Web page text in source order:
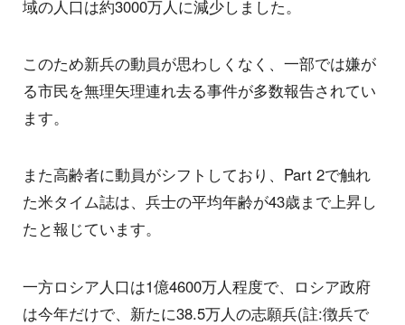
域の人口は約3000万人に減少しました。
このため新兵の動員が思わしくなく、一部では嫌が
る市民を無理矢理連れ去る事件が多数報告されてい
ます。
また高齢者に動員がシフトしており、Part 2で触れ
た米タイム誌は、兵士の平均年齢が43歳まで上昇し
たと報じています。
一方ロシア人口は1億4600万人程度で、ロシア政府
は今年だけで、新たに38.5万人の志願兵(註:徴兵で